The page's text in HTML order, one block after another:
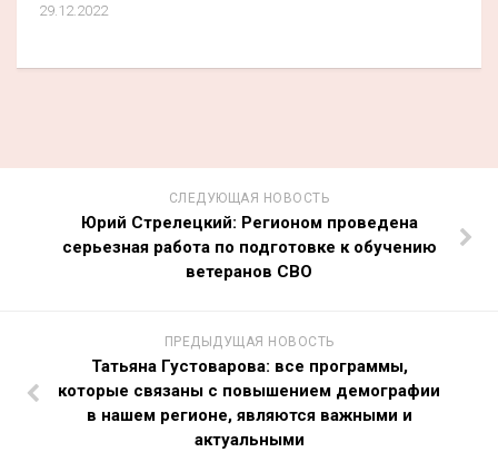
29.12.2022
СЛЕДУЮЩАЯ НОВОСТЬ
Юрий Стрелецкий: Регионом проведена
серьезная работа по подготовке к обучению
ветеранов СВО
ПРЕДЫДУЩАЯ НОВОСТЬ
Татьяна Густоварова: все программы,
которые связаны с повышением демографии
в нашем регионе, являются важными и
актуальными